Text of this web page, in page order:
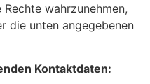
wahrzunehmen,
die unten angegebenen
Kontaktdaten: